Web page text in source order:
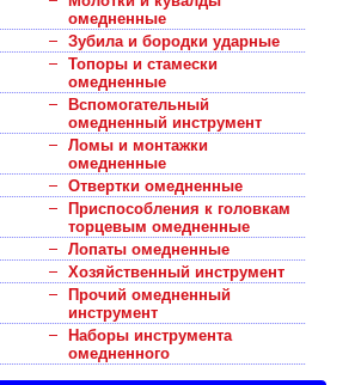
омедненные
Зубила и бородки ударные
Топоры и стамески
омедненные
Вспомогательный
омедненный инструмент
Ломы и монтажки
омедненные
Отвертки омедненные
Приспособления к головкам
торцевым омедненные
Лопаты омедненные
Хозяйственный инструмент
Прочий омедненный
инструмент
Наборы инструмента
омедненного